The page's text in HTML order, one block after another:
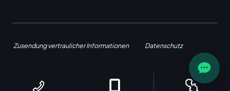
Zusendung vertraulicher Informationen Datenschutz